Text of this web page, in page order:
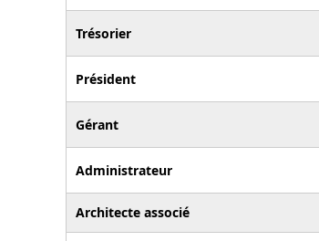
Trésorier
Président
Gérant
Administrateur
Architecte associé